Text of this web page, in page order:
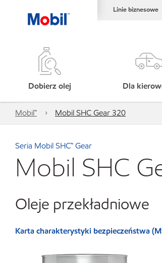
Linie biznesowe
Dobierz olej Dla
Mobil™ Mobil SHC Gear 320
Seria Mobil SHC™ Gear
Mobil SHC
Oleje przekładniowe
Karta charakterystyki bezpieczeństwa